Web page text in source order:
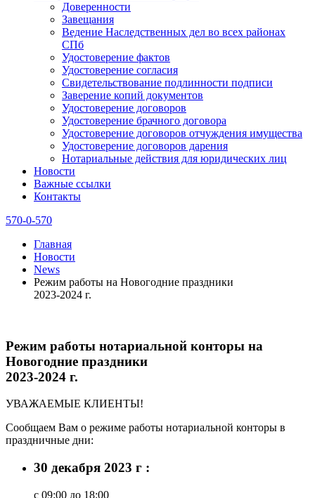
Доверенности
Завещания
Ведение Наследственных дел во всех районах
СПб
Удостоверение фактов
Удостоверение согласия
Свидетельствование подлинности подписи
Заверение копий документов
Удостоверение договоров
Удостоверение брачного договора
Удостоверение договоров отчуждения имущества
Удостоверение договоров дарения
Нотариальные действия для юридических лиц
Новости
Важные ссылки
Контакты
570-0-570
Главная
Новости
News
Режим работы на Новогодние праздники
2023-2024 г.
Режим работы нотариальной конторы на
Новогодние праздники
2023-2024 г.
УВАЖАЕМЫЕ КЛИЕНТЫ!
Сообщаем Вам о режиме работы нотариальной конторы в
праздничные дни:
30 декабря 2023 г :
с 09:00 до 18:00